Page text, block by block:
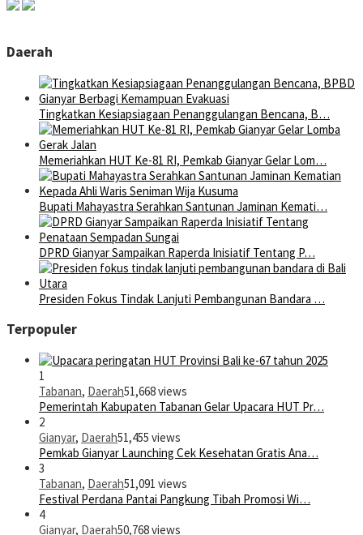
Daerah
Tingkatkan Kesiapsiagaan Penanggulangan Bencana, B…
Memeriahkan HUT Ke-81 RI, Pemkab Gianyar Gelar Lom…
Bupati Mahayastra Serahkan Santunan Jaminan Kemati…
DPRD Gianyar Sampaikan Raperda Inisiatif Tentang P…
Presiden Fokus Tindak Lanjuti Pembangunan Bandara …
Terpopuler
1
Tabanan, Daerah51,668 views
Pemerintah Kabupaten Tabanan Gelar Upacara HUT Pr…
2
Gianyar, Daerah51,455 views
Pemkab Gianyar Launching Cek Kesehatan Gratis Ana…
3
Tabanan, Daerah51,091 views
Festival Perdana Pantai Pangkung Tibah Promosi Wi…
4
Gianyar, Daerah50,768 views